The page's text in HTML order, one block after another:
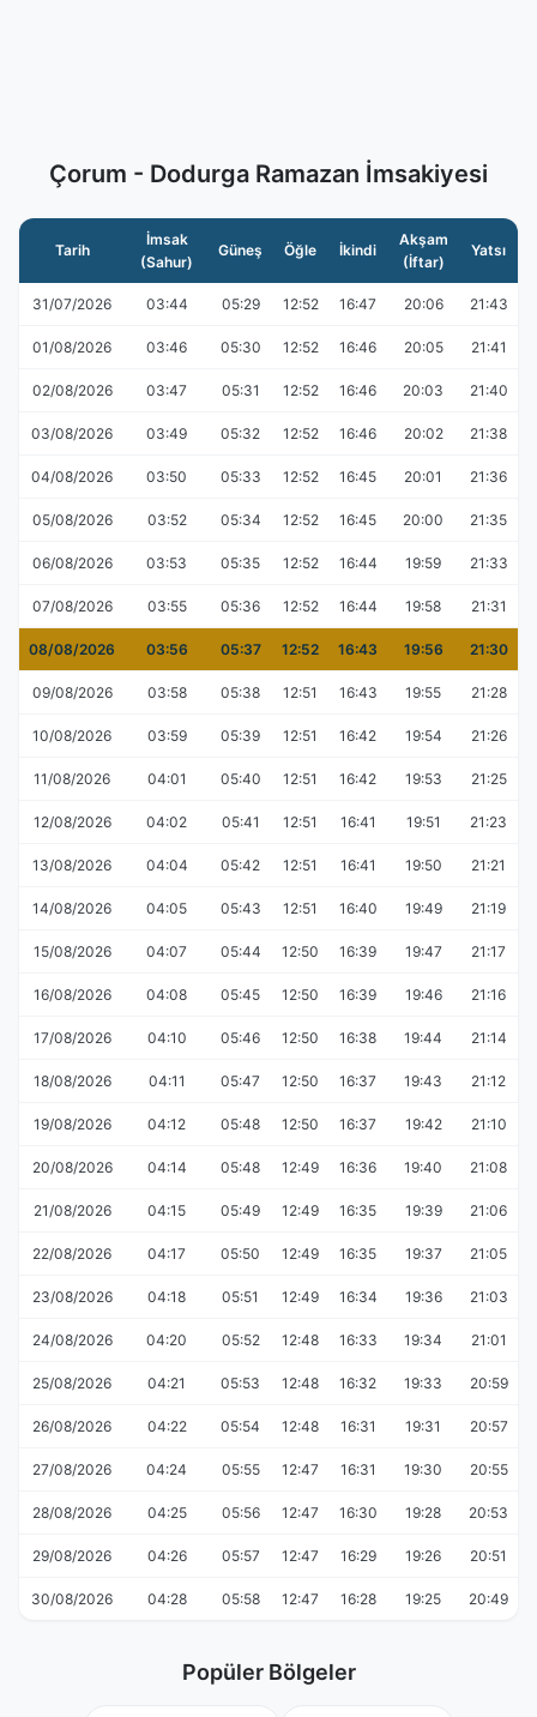
Çorum - Dodurga Ramazan İmsakiyesi
Tarih
İmsak
(Sahur)
Güneş Öğle İkindi
Akşam
(İftar)
Yatsı
31/07/2026 03:44 05:29 12:52 16:47 20:06 21:43
01/08/2026 03:46 05:30 12:52 16:46 20:05 21:41
02/08/2026 03:47 05:31 12:52 16:46 20:03 21:40
03/08/2026 03:49 05:32 12:52 16:46 20:02 21:38
04/08/2026 03:50 05:33 12:52 16:45 20:01 21:36
05/08/2026 03:52 05:34 12:52 16:45 20:00 21:35
06/08/2026 03:53 05:35 12:52 16:44 19:59 21:33
07/08/2026 03:55 05:36 12:52 16:44 19:58 21:31
08/08/2026 03:56 05:37 12:52 16:43 19:56 21:30
09/08/2026 03:58 05:38 12:51 16:43 19:55 21:28
10/08/2026 03:59 05:39 12:51 16:42 19:54 21:26
11/08/2026 04:01 05:40 12:51 16:42 19:53 21:25
12/08/2026 04:02 05:41 12:51 16:41 19:51 21:23
13/08/2026 04:04 05:42 12:51 16:41 19:50 21:21
14/08/2026 04:05 05:43 12:51 16:40 19:49 21:19
15/08/2026 04:07 05:44 12:50 16:39 19:47 21:17
16/08/2026 04:08 05:45 12:50 16:39 19:46 21:16
17/08/2026 04:10 05:46 12:50 16:38 19:44 21:14
18/08/2026 04:11 05:47 12:50 16:37 19:43 21:12
19/08/2026 04:12 05:48 12:50 16:37 19:42 21:10
20/08/2026 04:14 05:48 12:49 16:36 19:40 21:08
21/08/2026 04:15 05:49 12:49 16:35 19:39 21:06
22/08/2026 04:17 05:50 12:49 16:35 19:37 21:05
23/08/2026 04:18 05:51 12:49 16:34 19:36 21:03
24/08/2026 04:20 05:52 12:48 16:33 19:34 21:01
25/08/2026 04:21 05:53 12:48 16:32 19:33 20:59
26/08/2026 04:22 05:54 12:48 16:31 19:31 20:57
27/08/2026 04:24 05:55 12:47 16:31 19:30 20:55
28/08/2026 04:25 05:56 12:47 16:30 19:28 20:53
29/08/2026 04:26 05:57 12:47 16:29 19:26 20:51
30/08/2026 04:28 05:58 12:47 16:28 19:25 20:49
Popüler Bölgeler